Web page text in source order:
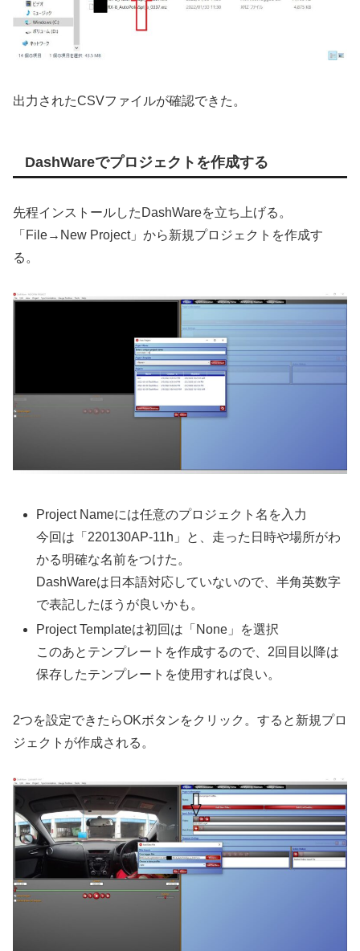
出力されたCSVファイルが確認できた。
DashWareでプロジェクトを作成する
先程インストールしたDashWareを立ち上げる。
「File→New Project」から新規プロジェクトを作成す
る。
Project Nameには任意のプロジェクト名を入力
今回は「220130AP-11h」と、走った日時や場所がわ
かる明確な名前をつけた。
DashWareは日本語対応していないので、半角英数字
で表記したほうが良いかも。
Project Templateは初回は「None」を選択
このあとテンプレートを作成するので、2回目以降は
保存したテンプレートを使用すれば良い。
2つを設定できたらOKボタンをクリック。すると新規プロ
ジェクトが作成される。